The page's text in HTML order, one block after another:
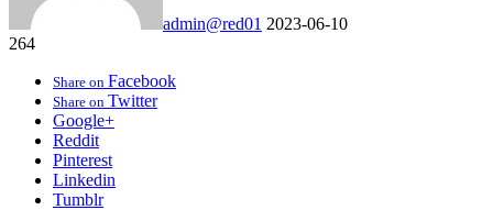
admin@red01 2023-06-10
264
Share on Facebook
Share on Twitter
Google+
Reddit
Pinterest
Linkedin
Tumblr